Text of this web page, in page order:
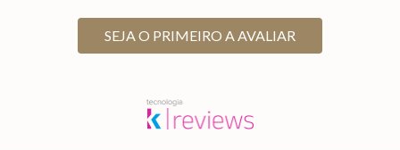
SEJA O PRIMEIRO A AVALIAR